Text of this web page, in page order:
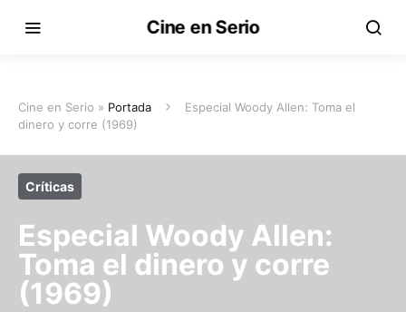
Cine en Serio
Cine en Serio » Portada
Especial Woody Allen: Toma el
dinero y corre (1969)
Críticas
Especial Woody Allen:
Toma el dinero y corre
(1969)